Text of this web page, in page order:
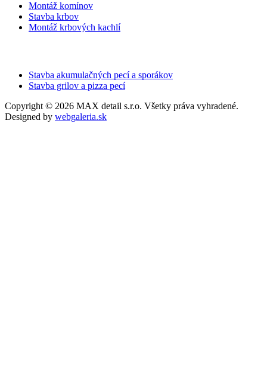
Montáž komínov
Stavba krbov
Montáž krbových kachlí
Stavba akumulačných pecí a sporákov
Stavba grilov a pizza pecí
Copyright © 2026 MAX detail s.r.o. Všetky práva vyhradené.
Designed by webgaleria.sk